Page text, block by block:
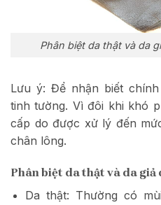
Phân biệt da thật và da
Lưu ý: Để nhận biết
tinh tường. Vì đôi khi khó
cấp do được xử lý đến
chân lông.
Phân biệt da thật và da
Da thật: Thường có